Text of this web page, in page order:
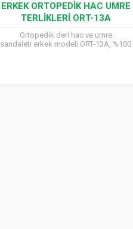
ERKEK ORTOPEDIK HAC UMRE
TERLIKLERI ORT-13A
Ortopedik deri hac ve umre
sandaleti erkek modeli ORT-13A, %100